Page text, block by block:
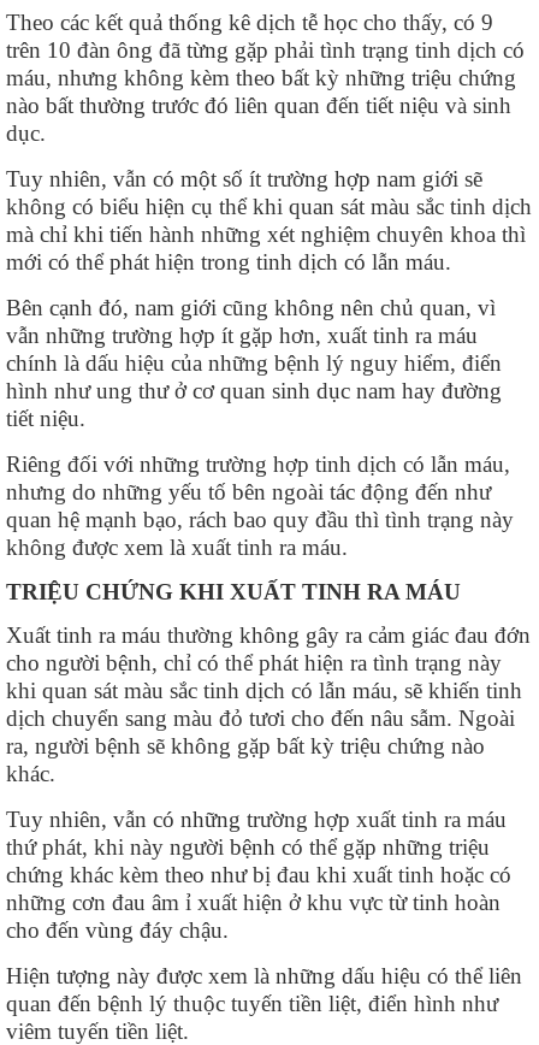
Theo các kết quả thống kê dịch tễ học cho thấy, có 9
trên 10 đàn ông đã từng gặp phải tình trạng tinh dịch có
máu, nhưng không kèm theo bất kỳ những triệu chứng
nào bất thường trước đó liên quan đến tiết niệu và sinh
dục.
Tuy nhiên, vẫn có một số ít trường hợp nam giới sẽ
không có biểu hiện cụ thể khi quan sát màu sắc tinh dịch
mà chỉ khi tiến hành những xét nghiệm chuyên khoa thì
mới có thể phát hiện trong tinh dịch có lẫn máu.
Bên cạnh đó, nam giới cũng không nên chủ quan, vì
vẫn những trường hợp ít gặp hơn, xuất tinh ra máu
chính là dấu hiệu của những bệnh lý nguy hiểm, điển
hình như ung thư ở cơ quan sinh dục nam hay đường
tiết niệu.
Riêng đối với những trường hợp tinh dịch có lẫn máu,
nhưng do những yếu tố bên ngoài tác động đến như
quan hệ mạnh bạo, rách bao quy đầu thì tình trạng này
không được xem là xuất tinh ra máu.
TRIỆU CHỨNG KHI XUẤT TINH RA MÁU
Xuất tinh ra máu thường không gây ra cảm giác đau đớn
cho người bệnh, chỉ có thể phát hiện ra tình trạng này
khi quan sát màu sắc tinh dịch có lẫn máu, sẽ khiến tinh
dịch chuyển sang màu đỏ tươi cho đến nâu sẫm. Ngoài
ra, người bệnh sẽ không gặp bất kỳ triệu chứng nào
khác.
Tuy nhiên, vẫn có những trường hợp xuất tinh ra máu
thứ phát, khi này người bệnh có thể gặp những triệu
chứng khác kèm theo như bị đau khi xuất tinh hoặc có
những cơn đau âm ỉ xuất hiện ở khu vực từ tinh hoàn
cho đến vùng đáy chậu.
Hiện tượng này được xem là những dấu hiệu có thể liên
quan đến bệnh lý thuộc tuyến tiền liệt, điển hình như
viêm tuyến tiền liệt.